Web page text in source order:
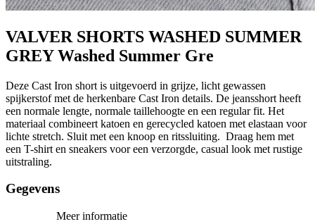
VALVER SHORTS WASHED SUMMER
GREY Washed Summer Gre
Deze Cast Iron short is uitgevoerd in grijze, licht gewassen
spijkerstof met de herkenbare Cast Iron details. De jeansshort heeft
een normale lengte, normale taillehoogte en een regular fit. Het
materiaal combineert katoen en gerecycled katoen met elastaan voor
lichte stretch. Sluit met een knoop en ritssluiting. Draag hem met
een T-shirt en sneakers voor een verzorgde, casual look met rustige
uitstraling.
Gegevens
Meer informatie